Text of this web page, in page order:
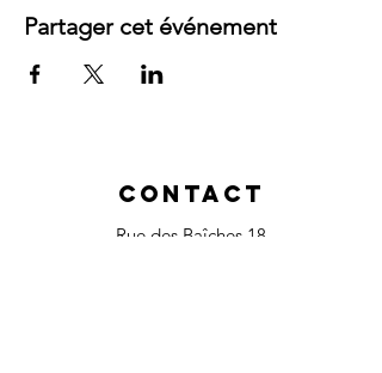
Partager cet événement
Contact
Rue des Baîches 18